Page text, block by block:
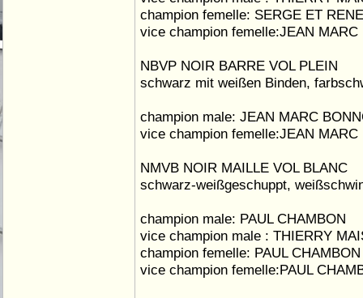
champion femelle: SERGE ET
vice champion femelle:JEAN MARC
NBVP NOIR BARRE VOL PLEIN
schwarz mit weißen Binden,
champion male: JEAN MARC
vice champion femelle:JEAN MARC
NMVB NOIR MAILLE VOL BLANC
schwarz-weißgeschuppt,
champion male: PAUL CHAMBON
vice champion male : THIERRY
champion femelle: PAUL CHAMBON
vice champion femelle:PAUL